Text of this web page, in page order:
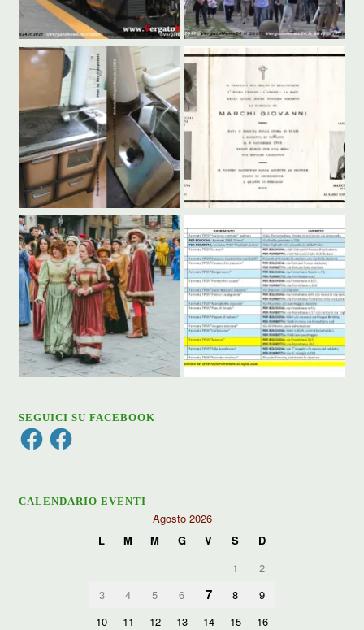
SEGUICI SU FACEBOOK
FacebookFacebook
CALENDARIO EVENTI
Agosto 2026
L
M M G V S
D
1
2
3
4 5 6 7 8
9
10
11 12 13 14 15
16